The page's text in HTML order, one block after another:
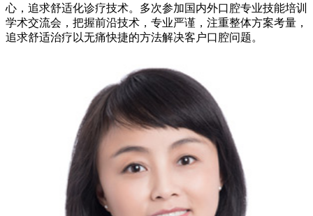
心，追求舒适化诊疗技术。多次参加国内外口腔专业技能培训
学术交流会，把握前沿技术，专业严谨，注重整体方案考量，
追求舒适治疗以无痛快捷的方法解决客户口腔问题。